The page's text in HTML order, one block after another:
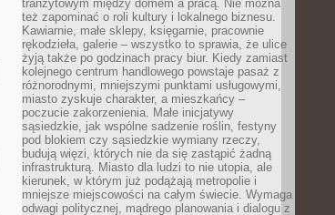
tranzytowym między domem a pracą. Nie można
też zapominać o roli kultury i lokalnego biznesu.
Kawiarnie, małe sklepy, księgarnie, pracownie
rękodzieła, galerie – wszystko to sprawia, że ulice
żyją także po godzinach pracy biur. Kiedy zamiast
kolejnego centrum handlowego powstaje pasaż z
różnorodnymi, mniejszymi punktami usługowymi,
miasto zyskuje charakter, a mieszkańcy –
poczucie zakorzenienia. Małe inicjatywy
sąsiedzkie, jak wspólne sadzenie roślin, festyny
pod blokiem czy sąsiedzkie wymiany rzeczy,
budują więzi, których nie da się zastąpić żadną
infrastrukturą. Miasto dla ludzi to nie utopia, ale
kierunek, w którym już podążają metropolie i
mniejsze miejscowości na całym świecie. Wymaga
odwagi politycznej, mądrego planowania i dialogu z